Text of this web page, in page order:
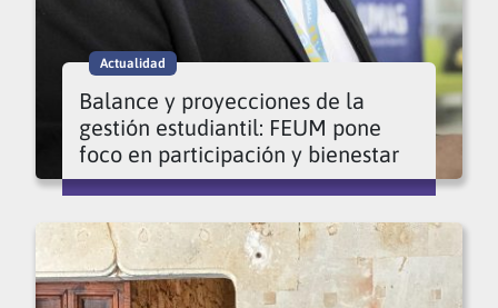
Actualidad
Balance y proyecciones de la
gestión estudiantil: FEUM pone
foco en participación y bienestar